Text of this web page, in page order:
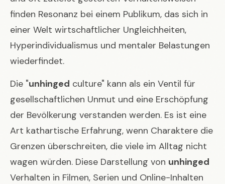
finden Resonanz bei einem Publikum, das sich in
einer Welt wirtschaftlicher Ungleichheiten,
Hyperindividualismus und mentaler Belastungen
wiederfindet.
Die "unhinged culture" kann als ein Ventil für
gesellschaftlichen Unmut und eine Erschöpfung
der Bevölkerung verstanden werden. Es ist eine
Art kathartische Erfahrung, wenn Charaktere die
Grenzen überschreiten, die viele im Alltag nicht
wagen würden. Diese Darstellung von unhinged
Verhalten in Filmen, Serien und Online-Inhalten